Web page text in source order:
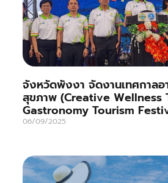
จังหวัดพังงา จัดงานเทศกาลอ
สุขภาพ (Creative Wellness
Gastronomy Tourism
06/09/2025